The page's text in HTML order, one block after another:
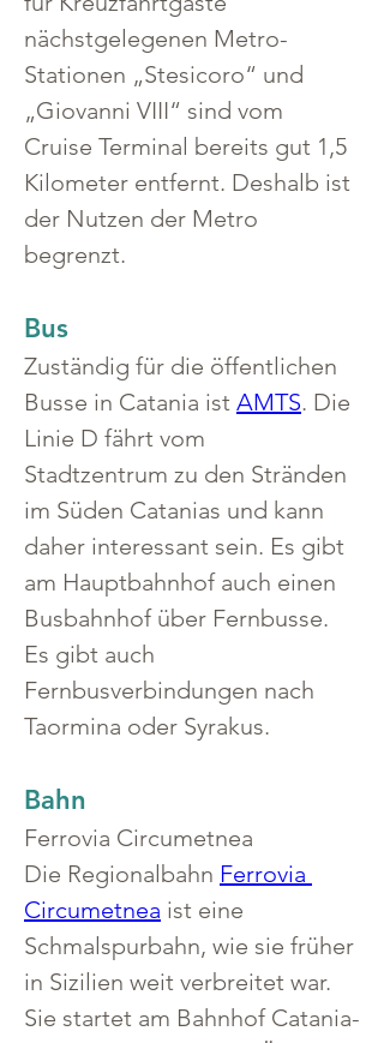
nächstgelegenen Metro-
Stationen „Stesicoro“ und
„Giovanni VIII“ sind vom
Cruise Terminal bereits gut 1,5
Kilometer entfernt. Deshalb ist
der Nutzen der Metro
begrenzt.
Bus
Zuständig für die öffentlichen
Busse in Catania ist AMTS. Die
Linie D fährt vom
Stadtzentrum zu den Stränden
im Süden Catanias und kann
daher interessant sein. Es gibt
am Hauptbahnhof auch einen
Busbahnhof über Fernbusse.
Es gibt auch
Fernbusverbindungen nach
Taormina oder Syrakus.
Bahn
Ferrovia Circumetnea
Die Regionalbahn Ferrovia
Circumetnea ist eine
Schmalspurbahn, wie sie früher
in Sizilien weit verbreitet war.
Sie startet am Bahnhof Catania-